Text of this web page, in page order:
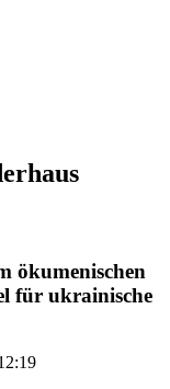
ökumenischen
für ukrainische